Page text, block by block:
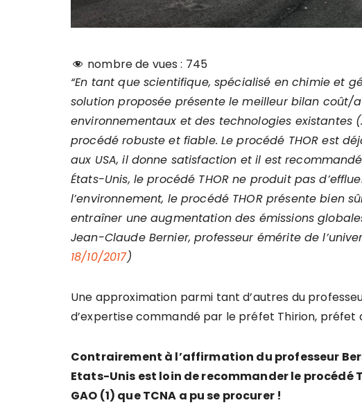
nombre de vues : 745
“En tant que scientifique, spécialisé en chimie et
solution proposée présente le meilleur bilan
environnementaux et des technologies existantes
procédé robuste et fiable. Le procédé THOR est
aux USA, il donne satisfaction et il est
États-Unis, le procédé THOR ne produit pas
l’environnement, le procédé THOR présente bien
entraîner une augmentation des émissions
Jean-Claude Bernier, professeur émérite de
18/10/2017)
Une approximation parmi tant d’autres du
d’expertise commandé par le préfet Thirion, préfet
Contrairement à l’affirmation du professeur
Etats-Unis est loin de recommander le procédé
GAO (1) que TCNA a pu se procurer !